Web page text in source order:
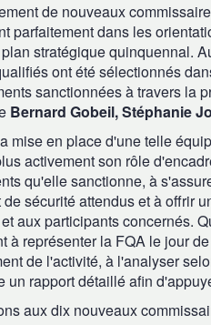
de nouveaux
parfaitement dans les
stratégique quinquennal.
ont été sélectionnés
sanctionnées à travers la
Bernard Gobeil, Stéphanie
mise en place d'une telle
activement son rôle
qu'elle sanctionne, à
sécurité attendus et à offrir
aux participants concernés.
à représenter la FQA le jour
de l'activité, à l'analyser
un rapport détaillé afin
aux dix nouveaux